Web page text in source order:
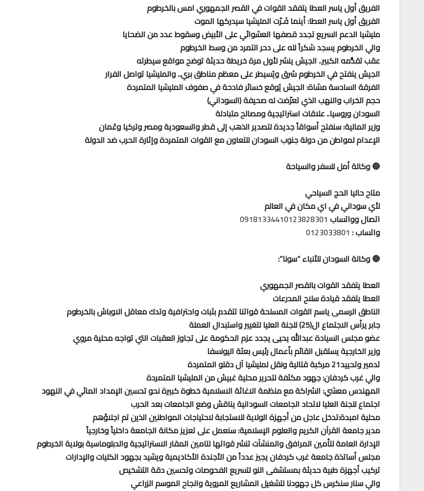
الفريق أول ياسر العطا يتفقد القوات في القصر الجمهوري امس بالخرطوم
الفريق أول ياسر العطا: أينما فَـرّت المليشيا سيدركها الموت
مليشيا الدعم السريع تجدد قصفها العشوائي على الأبيض وسقوط عدد من الضحايا
والي الخرطوم يسجد شكراً لله على دحر التمرد من وسط الخرطوم
عقب تقدُّمه الكبير.. الجيش ينشر لأول مرة خريطة حديثة توضح مواقع سيطرته
الجيش ينفتح في الخرطوم شرق ويُسيطر على معظم مناطق بري.. والمليشيا تواصل الفرار
الفرقة السادسة مشاة: الجيش يُوقع خسائر فادحة في صفوف المليشيا المتمردة
حجم الخراب والنهب الذي تعرّضت له صحيفة (السوداني)
السودان وروسيا.. علاقات استراتيجية ومصالح متبادلة
وزير المالية: سنفتح أسواقاً جديدة لتصدير الذهب إلى قطر والسعودية ومصر وتركيا وعُمان
الإعدام لمواطن من دولة جنوب السودان للتعاون مع القوات المتمردة وإثارة الحرب ضد الدولة
🔵 وكالة أمل للسفر والسياحة
متاح حاليا الحج السياحي
لأي سوداني في اي مكان في العالم
اتصال وواتساب 09181334410123828301
واتساب : 0123033801
🔵 وكالة السودان للأنباء “سونا”:
العطا يتفقد القوات بالقصر الجمهوري
العطا يتفقد قيادة سلاح المدرعات
الناطق الرسمى ياسم القوات المسلحة قواتنا تتقدم بثبات واحترافية وتدك معاقل الاوباش بالخرطوم
جابر يرأس الاجتماع ال(25) للجنة العليا لتغيير واستبدال العملة
عضو مجلس السيادة عبدالله يحيى يجدد عزم الحكومة على تجاوز العقبات التي تواجه محلية مروي
وزير الخارجية يستقبل القائم بأعمال رئيس بعثة اليونسفا
تدمير وتحييد21 مركبة قتالية ونقل لمليشيا آل دقلو المتمردة
والي غرب كردفان: جهود مكثفة لتحرير محلية غبيش من المليشيا المتمردة
المهندس معشي: الشراكة مع منظمة الاغاثة الاسلامية خطوة كبيرة نحو تحسين الإمداد المائي في النهود
اجتماع للجنة العليا لاتحاد الجامعات السودانية يناقش وضع الجامعات بعد الحرب
محلية امبدة:تدخل عاجل من أجهزة الولاية للاستجابة لاحتياجات المواطنين الذين تم اجلاؤهم
مدير جامعة القرآن الكريم والعلوم الإسلامية: سنعمل على تعزيز مكانة الجامعة داخلياً وخارجياً
الإدارة العامة لتأمين المرافق والمنشآت تنشر قواتها لتامين المقار الاستراتيجية والدبلوماسية بولاية الخرطوم
مجلس أساتذة جامعة غرب كردفان يجيز عدداً من الأجندة الأكاديمية ويشيد بجهود الكليات والإدارات
تركيب أجهزة طبية حديثة بمستشفى النو لتسريع الفحوصات وتحسين دقة التشخيص
والي سنار سنكرس كل جهودنا لتشغيل المشاريع المروية وانجاح الموسم الزراعي